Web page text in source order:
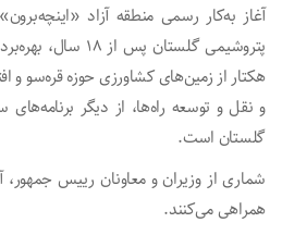
آغاز به‌کار رسمی منطقه آزاد
هکتار از زمین‌های کشاورزی حوزه قره‌سو و
گلستان است.
شماری از وزیران و معاونان رییس
همراهی می‌کنند.